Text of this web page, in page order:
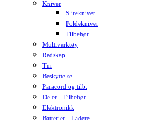
Kniver
Slirekniver
Foldekniver
Tilbehør
Multiverktøy
Redskap
Tur
Beskyttelse
Paracord og tilb.
Deler - Tilbehør
Elektronikk
Batterier - Ladere